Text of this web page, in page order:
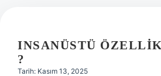
Hakkımızda
INSANÜSTÜ
?
Tarih: Kasım 13, 2025